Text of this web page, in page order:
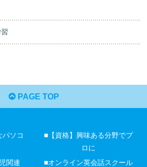
PAGE TOP
パソコ
■【資格】興味ある分野でプ
ロに
関連
■オンライン英会話スクール